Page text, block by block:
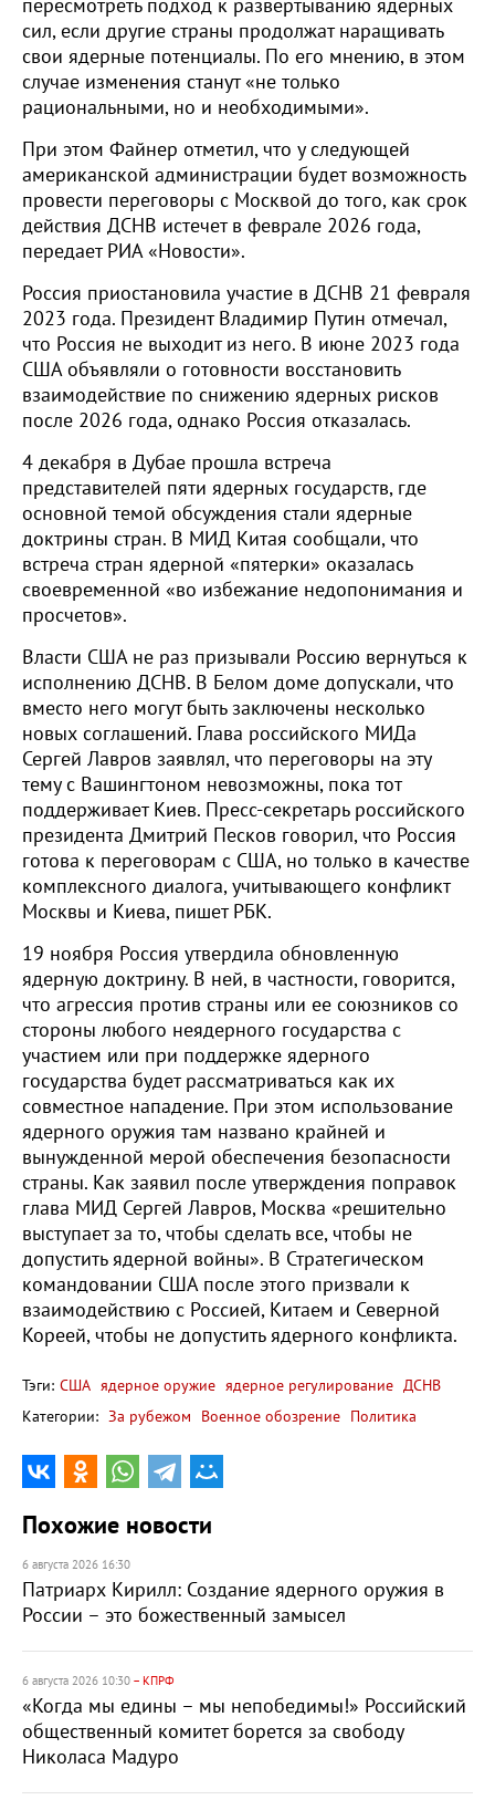
пересмотреть подход к развертыванию ядерных
сил, если другие страны продолжат наращивать
свои ядерные потенциалы. По его мнению, в этом
случае изменения станут «не только
рациональными, но и необходимыми».
При этом Файнер отметил, что у следующей
американской администрации будет возможность
провести переговоры с Москвой до того, как срок
действия ДСНВ истечет в феврале 2026 года,
передает РИА «Новости».
Россия приостановила участие в ДСНВ 21 февраля
2023 года. Президент Владимир Путин отмечал,
что Россия не выходит из него. В июне 2023 года
США объявляли о готовности восстановить
взаимодействие по снижению ядерных рисков
после 2026 года, однако Россия отказалась.
4 декабря в Дубае прошла встреча
представителей пяти ядерных государств, где
основной темой обсуждения стали ядерные
доктрины стран. В МИД Китая сообщали, что
встреча стран ядерной «пятерки» оказалась
своевременной «во избежание недопонимания и
просчетов».
Власти США не раз призывали Россию вернуться к
исполнению ДСНВ. В Белом доме допускали, что
вместо него могут быть заключены несколько
новых соглашений. Глава российского МИДа
Сергей Лавров заявлял, что переговоры на эту
тему с Вашингтоном невозможны, пока тот
поддерживает Киев. Пресс-секретарь российского
президента Дмитрий Песков говорил, что Россия
готова к переговорам с США, но только в качестве
комплексного диалога, учитывающего конфликт
Москвы и Киева, пишет РБК.
19 ноября Россия утвердила обновленную
ядерную доктрину. В ней, в частности, говорится,
что агрессия против страны или ее союзников со
стороны любого неядерного государства с
участием или при поддержке ядерного
государства будет рассматриваться как их
совместное нападение. При этом использование
ядерного оружия там названо крайней и
вынужденной мерой обеспечения безопасности
страны. Как заявил после утверждения поправок
глава МИД Сергей Лавров, Москва «решительно
выступает за то, чтобы сделать все, чтобы не
допустить ядерной войны». В Стратегическом
командовании США после этого призвали к
взаимодействию с Россией, Китаем и Северной
Кореей, чтобы не допустить ядерного конфликта.
Тэги: США ядерное оружие ядерное регулирование ДСНВ
Категории: За рубежом Военное обозрение Политика
Похожие новости
6 августа 2026 16:30
Патриарх Кирилл: Создание ядерного оружия в
России – это божественный замысел
6 августа 2026 10:30 – КПРФ
«Когда мы едины – мы непобедимы!» Российский
общественный комитет борется за свободу
Николаса Мадуро